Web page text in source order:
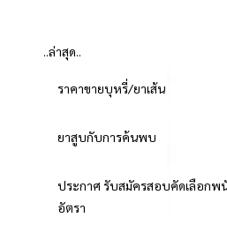
..ล่าสุด..
ราคาขายบุหรี่/ยาเส้น
ยาสูบกับการค้นพบ
ประกาศ รับสมัครสอบคัดเลือกพ
อัตรา